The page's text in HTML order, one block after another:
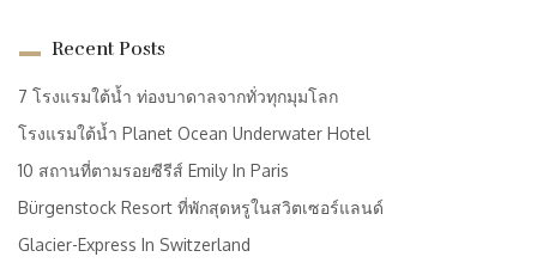
Recent Posts
7 โรงแรมใต้น้ำ ท่องบาดาลจากทั่วทุกมุมโลก
โรงแรมใต้น้ำ Planet Ocean Underwater Hotel
10 สถานที่ตามรอยซีรีส์ Emily In Paris
Bürgenstock Resort ที่พักสุดหรูในสวิตเซอร์แลนด์
Glacier-Express In Switzerland